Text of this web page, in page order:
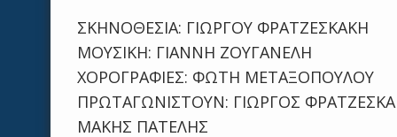
ΣΚΗΝΟΘΕΣΙΑ: ΓΙΩΡΓΟΥ ΦΡΑΤΖΕΣΚΑΚΗ
ΜΟΥΣΙΚΗ: ΓΙΑΝΝΗ ΖΟΥΓΑΝΕΛΗ
ΧΟΡΟΓΡΑΦΙΕΣ: ΦΩΤΗ ΜΕΤΑΞΟΠΟΥΛΟΥ
ΠΡΩΤΑΓΩΝΙΣΤΟΥΝ: ΓΙΩΡΓΟΣ
ΜΑΚΗΣ ΠΑΤΕΛΗΣ